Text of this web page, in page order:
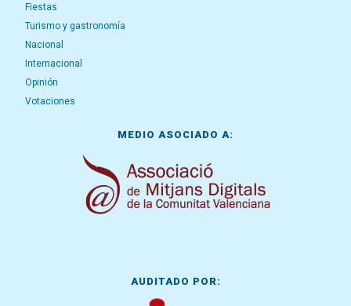
Fiestas
Turismo y gastronomía
Nacional
Internacional
Opinión
Votaciones
MEDIO ASOCIADO A:
AUDITADO POR: